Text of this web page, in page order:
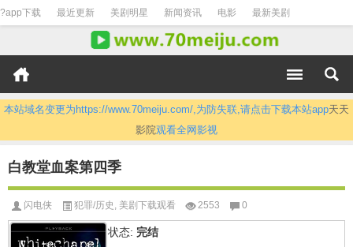
?app下载 最近更新 美剧明星 新闻资讯 电影 最新美剧
本站域名变更为https://www.70meiju.com/,为防失联,请点击下载本站app天天
影院观看全网影视
白教堂血案第四季
闪电侠 犯罪/历史 , 美剧下载观看 2553 0
状态: 完结